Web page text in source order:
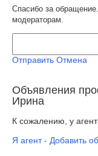
Спасибо за
модераторам.
Отправить Отмена
Объявления
Ирина
К сожалению, у
Я агент - Добавить